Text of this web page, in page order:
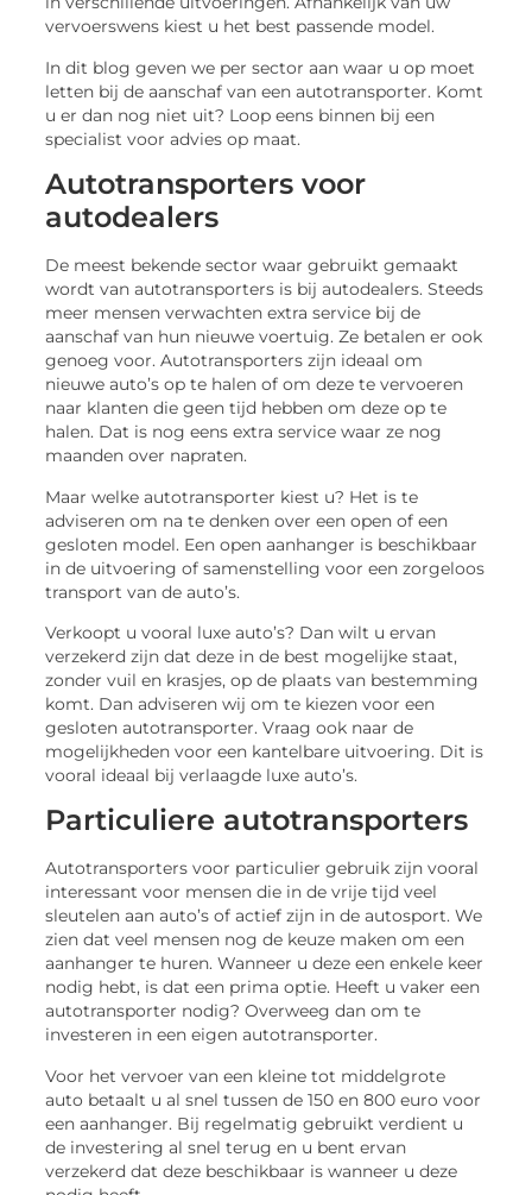
vervoerswens kiest u het best passende model.
In dit blog geven we per sector aan waar u op moet
letten bij de aanschaf van een autotransporter. Komt
u er dan nog niet uit? Loop eens binnen bij een
specialist voor advies op maat.
Autotransporters voor
autodealers
De meest bekende sector waar gebruikt gemaakt
wordt van autotransporters is bij autodealers. Steeds
meer mensen verwachten extra service bij de
aanschaf van hun nieuwe voertuig. Ze betalen er ook
genoeg voor. Autotransporters zijn ideaal om
nieuwe auto’s op te halen of om deze te vervoeren
naar klanten die geen tijd hebben om deze op te
halen. Dat is nog eens extra service waar ze nog
maanden over napraten.
Maar welke autotransporter kiest u? Het is te
adviseren om na te denken over een open of een
gesloten model. Een open aanhanger is beschikbaar
in de uitvoering of samenstelling voor een zorgeloos
transport van de auto’s.
Verkoopt u vooral luxe auto’s? Dan wilt u ervan
verzekerd zijn dat deze in de best mogelijke staat,
zonder vuil en krasjes, op de plaats van bestemming
komt. Dan adviseren wij om te kiezen voor een
gesloten autotransporter. Vraag ook naar de
mogelijkheden voor een kantelbare uitvoering. Dit is
vooral ideaal bij verlaagde luxe auto’s.
Particuliere autotransporters
Autotransporters voor particulier gebruik zijn vooral
interessant voor mensen die in de vrije tijd veel
sleutelen aan auto’s of actief zijn in de autosport. We
zien dat veel mensen nog de keuze maken om een
aanhanger te huren. Wanneer u deze een enkele keer
nodig hebt, is dat een prima optie. Heeft u vaker een
autotransporter nodig? Overweeg dan om te
investeren in een eigen autotransporter.
Voor het vervoer van een kleine tot middelgrote
auto betaalt u al snel tussen de 150 en 800 euro voor
een aanhanger. Bij regelmatig gebruikt verdient u
de investering al snel terug en u bent ervan
verzekerd dat deze beschikbaar is wanneer u deze